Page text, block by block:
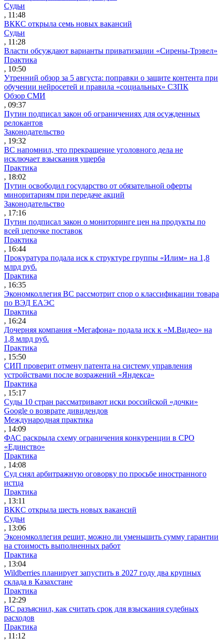
Судьи
, 11:48
ВККС открыла семь новых вакансий
Судьи
, 11:28
Власти обсуждают варианты приватизации «Сирены-Трэвел»
Практика
, 10:50
Утренний обзор за 5 августа: поправки о защите контента при
обучении нейросетей и правила «социальных» СЗПК
Обзор СМИ
, 09:37
Путин подписал закон об ограничениях для осужденных
релокантов
Законодательство
, 19:32
ВС напомнил, что прекращение уголовного дела не
исключает взыскания ущерба
Практика
, 18:02
Путин освободил государство от обязательной оферты
миноритариям при передаче акций
Законодательство
, 17:16
Путин подписал закон о мониторинге цен на продукты по
всей цепочке поставок
Практика
, 16:44
Прокуратура подала иск к структуре группы «Илим» на 1,8
млрд руб.
Практика
, 16:35
Экономколлегия ВС рассмотрит спор о классификации товара
по ВЭД ЕАЭС
Практика
, 16:24
Дочерняя компания «Мегафона» подала иск к «М.Видео» на
1,8 млрд руб.
Практика
, 15:50
СИП проверит отмену патента на систему управления
устройствами после возражений «Яндекса»
Практика
, 15:17
Суды 10 стран рассматривают иски российской «дочки»
Google о возврате дивидендов
Международная практика
, 14:09
ФАС раскрыла схему ограничения конкуренции в СРО
«Единство»
Практика
, 14:08
Суд снял арбитражную оговорку по просьбе иностранного
истца
Практика
, 13:11
ВККС открыла шесть новых вакансий
Судьи
, 13:06
Экономколлегия решит, можно ли уменьшить сумму гарантии
на стоимость выполненных работ
Практика
, 13:04
Wildberries планирует запустить в 2027 году два крупных
склада в Казахстане
Практика
, 12:29
ВС разъяснил, как считать срок для взыскания судебных
расходов
Практика
, 11:12